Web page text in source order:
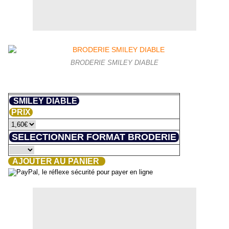
BRODERIE SMILEY DIABLE
SMILEY DIABLE
PRIX
SELECTIONNER FORMAT BRODERIE
AJOUTER AU PANIER